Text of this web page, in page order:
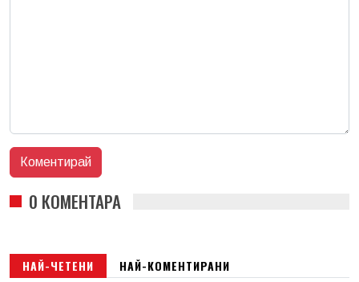
0 КОМЕНТАРА
НАЙ-ЧЕТЕНИ НАЙ-КОМЕНТИРАНИ